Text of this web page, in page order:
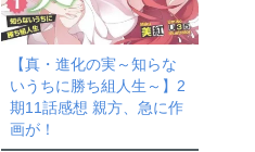
【真・進化の実～知らな
いうちに勝ち組人生～】2
期11話感想 親方、急に作
画が！